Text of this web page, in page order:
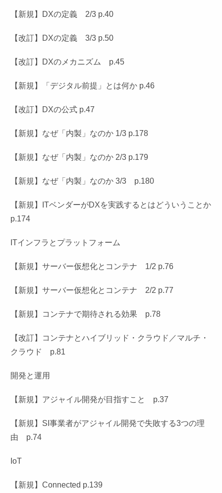
【新規】DXの定義 2/3 p.40
【改訂】DXの定義 3/3 p.50
【改訂】DXのメカニズム p.45
【新規】「デジタル前提」とは何か p.46
【改訂】DXの公式 p.47
【新規】なぜ「内製」なのか 1/3 p.178
【新規】なぜ「内製」なのか 2/3 p.179
【新規】なぜ「内製」なのか 3/3 p.180
【新規】ITベンダーがDXを実践するとはどういうことか
p.174
ITインフラとプラットフォーム
【新規】サーバー仮想化とコンテナ 1/2 p.76
【新規】サーバー仮想化とコンテナ 2/2 p.77
【新規】コンテナで期待される効果 p.78
【改訂】コンテナとハイブリッド・クラウド／マルチ・
クラウド p.81
開発と運用
【新規】アジャイル開発が目指すこと p.37
【新規】SI事業者がアジャイル開発で失敗する3つの理
由 p.74
IoT
【新規】Connected p.139